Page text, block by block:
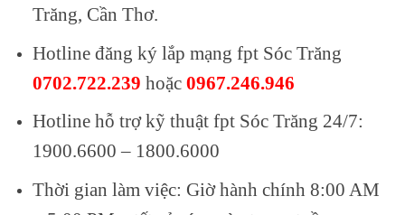
Trăng, Cần Thơ.
Hotline đăng ký lắp mạng fpt Sóc Trăng
0702.722.239 hoặc 0967.246.946
Hotline hỗ trợ kỹ thuật fpt Sóc Trăng 24/7:
1900.6600 – 1800.6000
Thời gian làm việc: Giờ hành chính 8:00 AM